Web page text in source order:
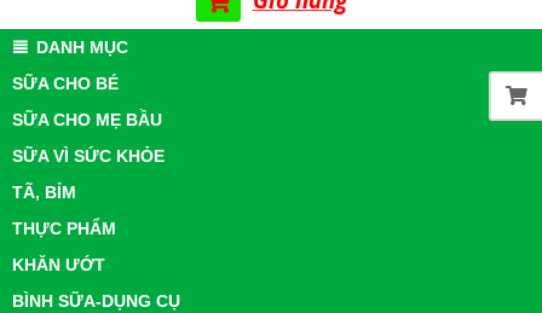
Primary
Navigation
Menu
DANH MỤC
SỮA CHO BÉ
SỮA CHO MẸ BẦU
SỮA VÌ SỨC KHỎE
TÃ, BỈM
THỰC PHẨM
KHĂN ƯỚT
BÌNH SỮA-DỤNG CỤ